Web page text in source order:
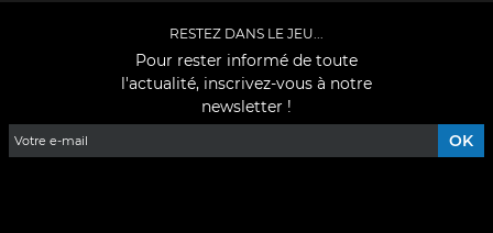
RESTEZ DANS LE JEU...
Pour rester informé de toute
l'actualité, inscrivez-vous à notre
newsletter !